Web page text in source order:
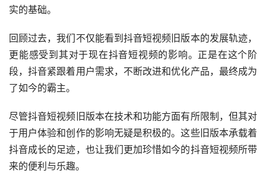
实的基础。
回顾过去，我们不仅能看到抖音短视频旧版本的发展轨迹，
更能感受到其对于现在抖音短视频的影响。正是在这个阶
段，抖音紧跟着用户需求，不断改进和优化产品，最终成为
了如今的霸主。
尽管抖音短视频旧版本在技术和功能方面有所限制，但其对
于用户体验和创作的影响无疑是积极的。这些旧版本承载着
抖音成长的足迹，也让我们更加珍惜如今的抖音短视频所带
来的便利与乐趣。